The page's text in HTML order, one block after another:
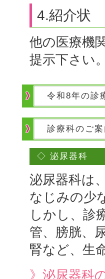
4.紹介状
他の医療機
提示下さい
令和8年の診
診療科のご
◇ 泌尿器科
泌尿器科は
なじみの少
しかし、診
管、膀胱、
腎など、生
》泌尿器科